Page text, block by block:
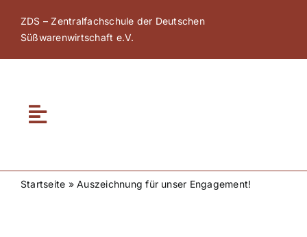
Inhalt
springen
ZDS – Zentralfachschule der Deutschen
Süßwarenwirtschaft e.V.
Toggle
Startseite »Auszeichnung für unser Engagement!